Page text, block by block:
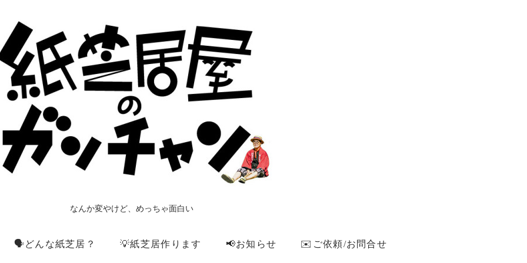
なんか変やけど、めっちゃ面白い
🗣️どんな紙芝居？ 💡紙芝居作ります 📢お知らせ ✉️ご依頼/お問合せ